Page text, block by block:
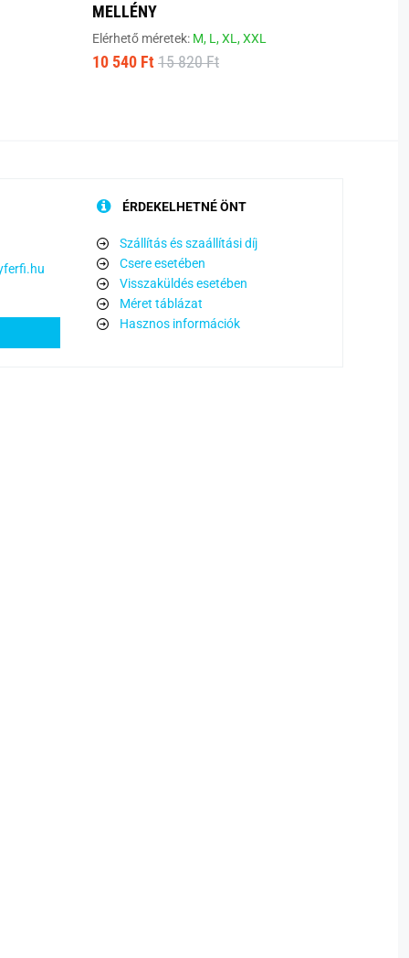
MELLÉNY
Elérhető méretek: M, L,XL,XXL
10 540 Ft 15 820 Ft
ÉRDEKELHETNÉ ÖNT
Szállítás és szaállítási díj
Csere esetében
Visszaküldés esetében
Méret táblázat
Hasznos információk